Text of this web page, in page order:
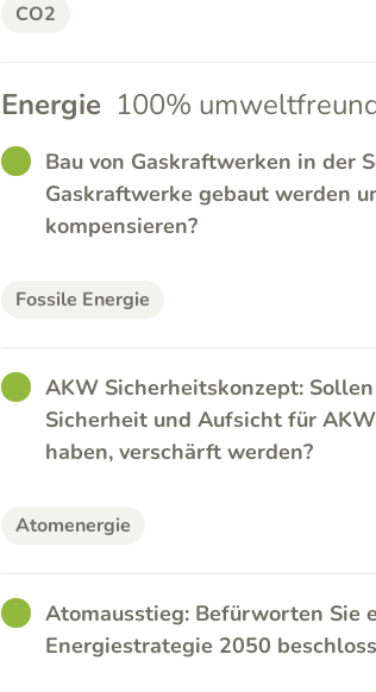
CO2
Energie 100%
GOODBau von Gaskraftwerken in der
Gaskraftwerke gebaut werden
kompensieren?
Fossile Energie
GOODAKW Sicherheitskonzept:
Sicherheit und Aufsicht für
haben, verschärft werden?
Atomenergie
GOODAtomausstieg: Befürworten Sie
Energiestrategie 2050